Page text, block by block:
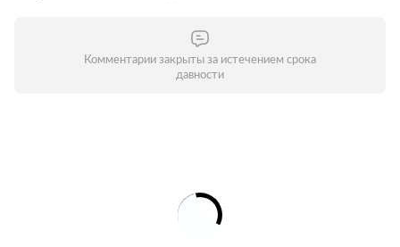
Комментарии закрыты за истечением срока
давности